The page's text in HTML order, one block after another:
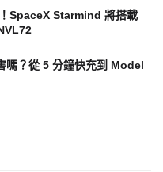
SpaceX Starmind 將搭載
嗎？從 5 分鐘快充到 Model